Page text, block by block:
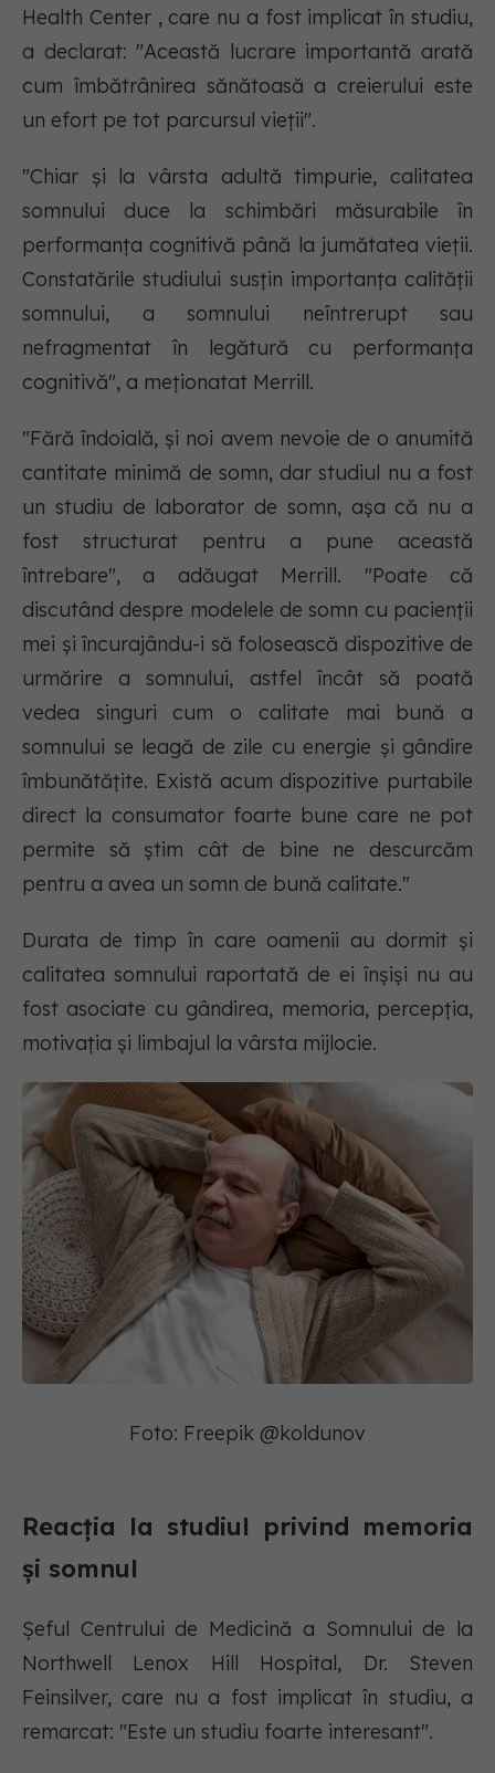
Health Center , care nu a fost implicat în studiu,
a declarat: "Această lucrare importantă arată
cum îmbătrânirea sănătoasă a creierului este
un efort pe tot parcursul vieții".
"Chiar și la vârsta adultă timpurie, calitatea
somnului duce la schimbări măsurabile în
performanța cognitivă până la jumătatea vieții.
Constatările studiului susțin importanța calității
somnului, a somnului neîntrerupt sau
nefragmentat în legătură cu performanța
cognitivă", a meționatat Merrill.
"Fără îndoială, și noi avem nevoie de o anumită
cantitate minimă de somn, dar studiul nu a fost
un studiu de laborator de somn, așa că nu a
fost structurat pentru a pune această
întrebare", a adăugat Merrill. "Poate că
discutând despre modelele de somn cu pacienții
mei și încurajându-i să folosească dispozitive de
urmărire a somnului, astfel încât să poată
vedea singuri cum o calitate mai bună a
somnului se leagă de zile cu energie și gândire
îmbunătățite. Există acum dispozitive purtabile
direct la consumator foarte bune care ne pot
permite să știm cât de bine ne descurcăm
pentru a avea un somn de bună calitate."
Durata de timp în care oamenii au dormit și
calitatea somnului raportată de ei înșiși nu au
fost asociate cu gândirea, memoria, percepția,
motivația și limbajul la vârsta mijlocie.
Foto: Freepik @koldunov
Reacția la studiul privind memoria
și somnul
Șeful Centrului de Medicină a Somnului de la
Northwell Lenox Hill Hospital, Dr. Steven
Feinsilver, care nu a fost implicat în studiu, a
remarcat: "Este un studiu foarte interesant".